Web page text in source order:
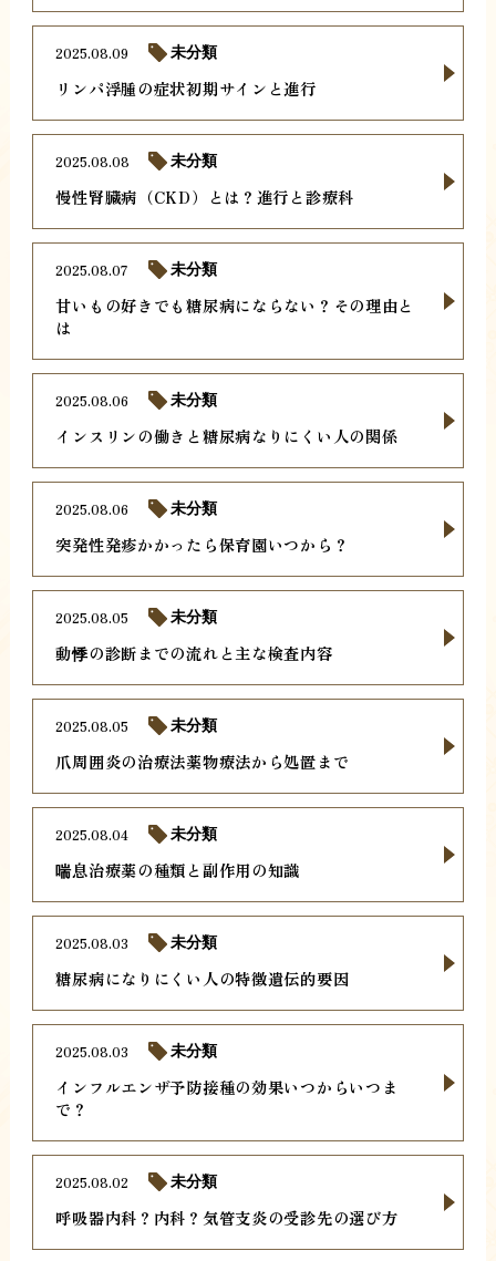
リンパ浮腫の症状初期サインと進行
2025.08.09 未分類
慢性腎臓病（CKD）とは？進行と診療科
2025.08.08 未分類
甘いもの好きでも糖尿病にならない？その理由と
は
2025.08.07 未分類
インスリンの働きと糖尿病なりにくい人の関係
2025.08.06 未分類
突発性発疹かかったら保育園いつから？
2025.08.06 未分類
動悸の診断までの流れと主な検査内容
2025.08.05 未分類
爪周囲炎の治療法薬物療法から処置まで
2025.08.05 未分類
喘息治療薬の種類と副作用の知識
2025.08.04 未分類
糖尿病になりにくい人の特徴遺伝的要因
2025.08.03 未分類
インフルエンザ予防接種の効果いつからいつま
で？
2025.08.03 未分類
呼吸器内科？内科？気管支炎の受診先の選び方
2025.08.02 未分類